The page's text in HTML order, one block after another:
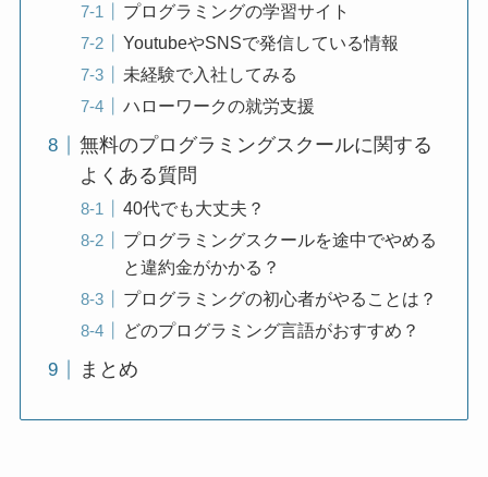
プログラミングの学習サイト
YoutubeやSNSで発信している情報
未経験で入社してみる
ハローワークの就労支援
無料のプログラミングスクールに関する
よくある質問
40代でも大丈夫？
プログラミングスクールを途中でやめる
と違約金がかかる？
プログラミングの初心者がやることは？
どのプログラミング言語がおすすめ？
まとめ